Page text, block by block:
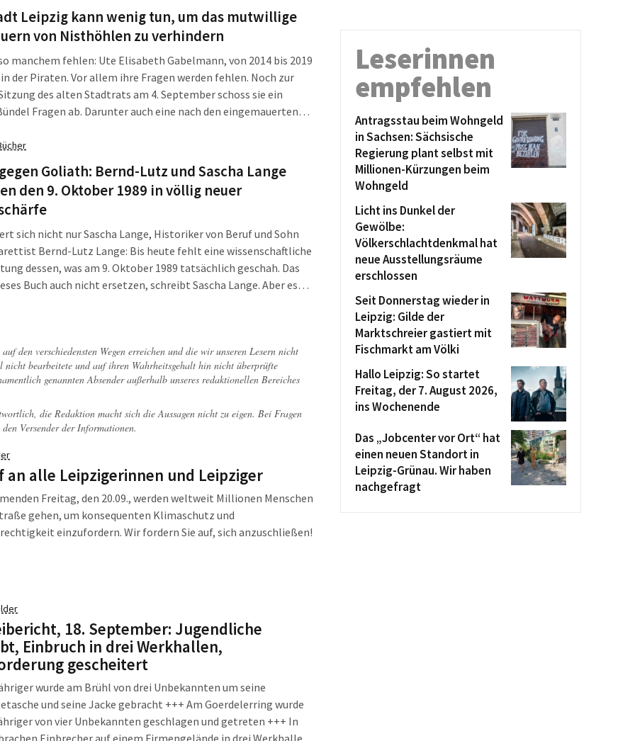
Leipzig kann wenig tun, um das mutwillige
von Nisthöhlen zu verhindern
manchem fehlen: Ute Elisabeth Gabelmann, von 2014 bis 2019
der Piraten. Vor allem ihre Fragen werden fehlen. Noch zur
des alten Stadtrats am 4. September schoss sie ein
Fragen ab. Darunter auch eine nach den eingemauerten
Goliath: Bernd-Lutz und Sascha Lange
den 9. Oktober 1989 in völlig neuer
sich nicht nur Sascha Lange, Historiker von Beruf und Sohn
Bernd-Lutz Lange: Bis heute fehlt eine wissenschaftliche
dessen, was am 9. Oktober 1989 tatsächlich geschah. Das
Buch auch nicht ersetzen, schreibt Sascha Lange. Aber es
den verschiedensten Wegen erreichen und die wir unseren Lesern nicht
bearbeitete und auf ihren Wahrheitsgehalt hin nicht überprüfte
genannten Absender außerhalb unseres redaktionellen Bereiches
die Redaktion macht sich die Aussagen nicht zu eigen. Bei Fragen
Versender der Informationen.
an alle Leipzigerinnen und Leipziger
Freitag, den 20.09., werden weltweit Millionen Menschen
gehen, um konsequenten Klimaschutz und
einzufordern. Wir fordern Sie auf, sich anzuschließen!
18. September: Jugendliche
Einbruch in drei Werkhallen,
gescheitert
wurde am Brühl von drei Unbekannten um seine
und seine Jacke gebracht +++ Am Goerdelerring wurde
von vier Unbekannten geschlagen und getreten +++ In
Leserinnen
empfehlen
Antragsstau beim Wohngeld
in Sachsen: Sächsische
Regierung plant selbst mit
Millionen-Kürzungen beim
Wohngeld
Licht ins Dunkel der
Gewölbe:
Völkerschlachtdenkmal hat
neue Ausstellungsräume
erschlossen
Seit Donnerstag wieder in
Leipzig: Gilde der
Marktschreier gastiert mit
Fischmarkt am Völki
Hallo Leipzig: So startet
Freitag, der 7. August 2026,
ins Wochenende
Das „Jobcenter vor Ort“ hat
einen neuen Standort in
Leipzig-Grünau. Wir haben
nachgefragt